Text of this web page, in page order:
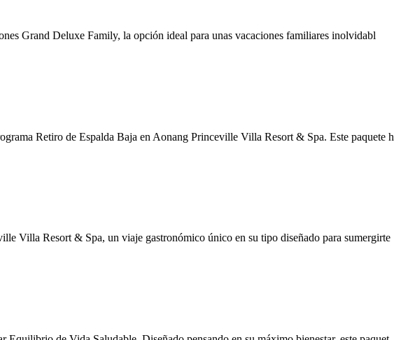
Grand Deluxe Family, la opción ideal para unas vacaciones familiares inolvidabl
Retiro de Espalda Baja en Aonang Princeville Villa Resort & Spa. Este paquete h
Villa Resort & Spa, un viaje gastronómico único en su tipo diseñado para sumergirte